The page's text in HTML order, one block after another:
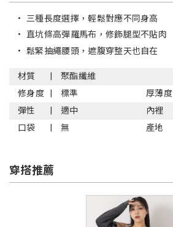
• 三種長度選擇，輕鬆對應不同身高
• 直坑條高彈羅馬布，修飾腿型不貼肉
• 鬆緊抽繩腰頭，遮腹穿整天也自在
材質
聚酯纖維
修身度
標準 厚薄度
彈性
適中 內裡
口袋
無 產地
穿搭推薦